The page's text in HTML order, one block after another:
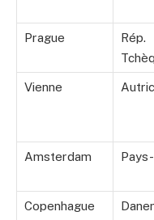
Prague
Rép.
Vienne
Amsterdam
Copenhague